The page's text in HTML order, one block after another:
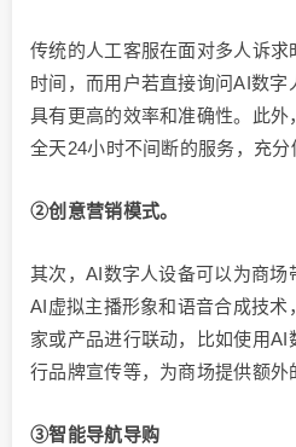
传统的人工客服在面对多人诉
时间，而用户若直接询问AI数字
具有更高的效率和准确性。此
全天24小时不间断的服务，充分
②创意营销模式。
其次，AI数字人设备可以为商场
AI虚拟主播形象和语音合成技术
家或产品进行联动，比如使用
行品牌宣传等，为商场提供额外
③智能导航导购